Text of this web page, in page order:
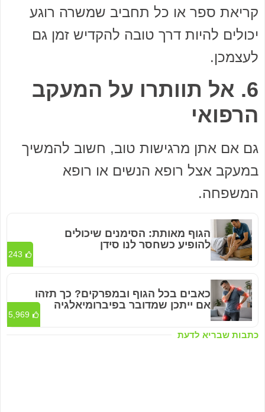
קריאת ספר או כל תחביב שמשרה רוגע
יכולים להיות דרך טובה להקדיש זמן גם
לעצמכן.
6. אל תוותרו על המעקב
הרפואי
גם אם אתן מרגישות טוב, חשוב להמשיך
במעקב אצל רופא הנשים או רופא
המשפחה.
כתבות שבריא לדעת
הגוף מאותת: הסימנים שיכולים
להופיע כשחסר לנו סידן
243
כאבים בכל הגוף ובמפרקים? כך תזהו
אם ייתכן שמדובר בפיברומיאלגיה
5,969